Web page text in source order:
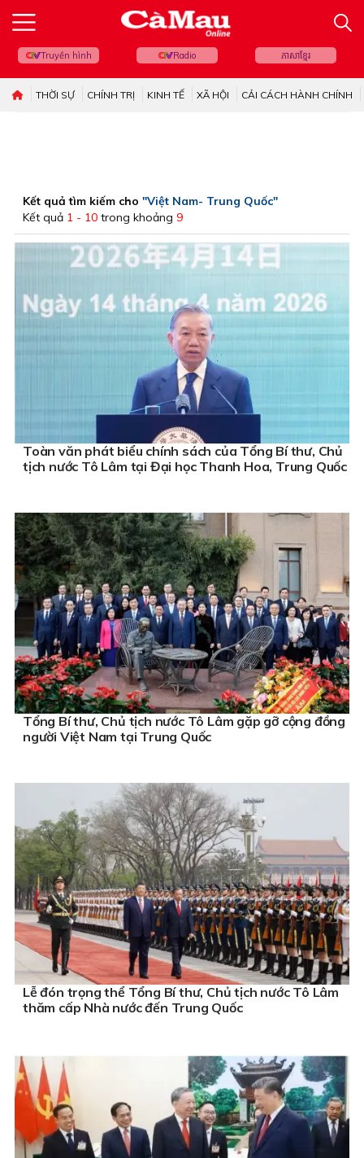
Truyền hình Radio ភាសាខ្មែរ
THỜI SỰ CHÍNH TRỊ KINH TẾ XÃ HỘI CẢI CÁCH HÀNH CHÍNH
Kết quả tìm kiếm cho "Việt Nam- Trung Quốc"
Kết quả 1 - 10 trong khoảng 9
Toàn văn phát biểu chính sách của Tổng Bí thư, Chủ
tịch nước Tô Lâm tại Đại học Thanh Hoa, Trung Quốc
Tổng Bí thư, Chủ tịch nước Tô Lâm gặp gỡ cộng đồng
người Việt Nam tại Trung Quốc
Lễ đón trọng thể Tổng Bí thư, Chủ tịch nước Tô Lâm
thăm cấp Nhà nước đến Trung Quốc